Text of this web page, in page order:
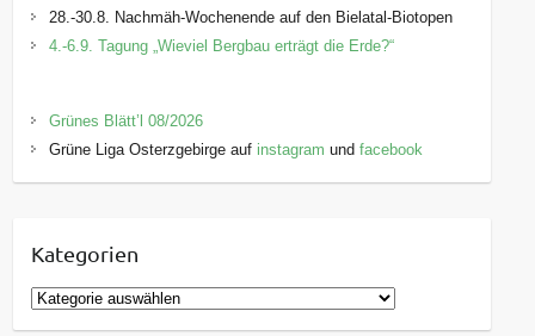
28.-30.8. Nachmäh-Wochenende auf den Bielatal-Biotopen
4.-6.9. Tagung „Wieviel Bergbau erträgt die Erde?“
Grünes Blätt’l 08/2026
Grüne Liga Osterzgebirge auf instagram undfacebook
Kategorien
K
a